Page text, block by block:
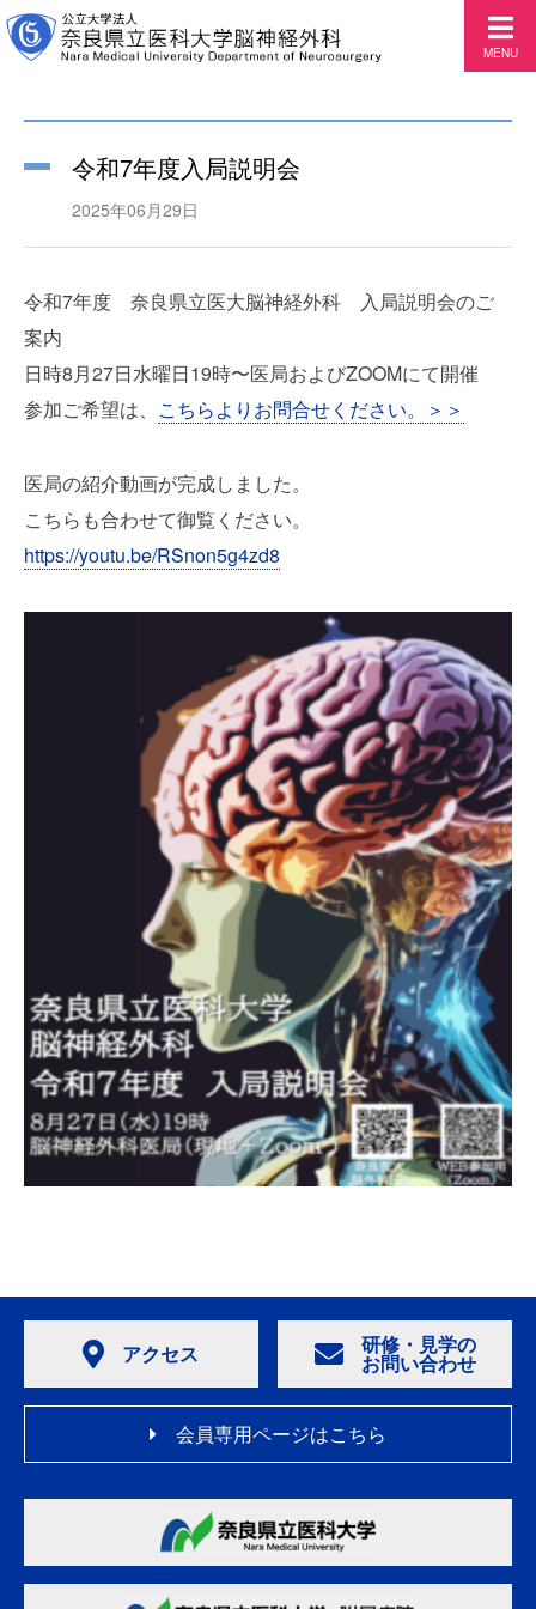
MENU
令和7年度入局説明会
2025年06月29日
令和7年度 奈良県立医大脳神経外科 入局説明会のご
案内
日時8月27日水曜日19時〜医局およびZOOMにて開催
参加ご希望は、 こちらよりお問合せください。＞＞
医局の紹介動画が完成しました。
こちらも合わせて御覧ください。
https://youtu.be/RSnon5g4zd8
アクセス 研修・見学の
お問い合わせ
会員専用ページはこちら